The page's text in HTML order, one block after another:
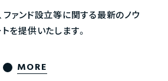
ァンド設立等に関する最新のノウ
を提供いたします。
MORE